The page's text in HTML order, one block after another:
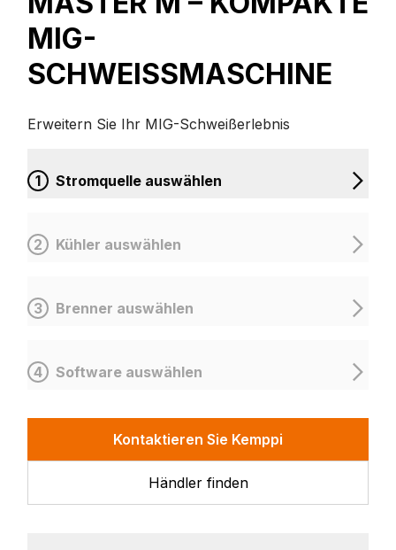
MIG-
SCHWEISSMASCHINE
Erweitern Sie Ihr MIG-Schweißerlebnis
1 Stromquelle auswählen
2 Kühler auswählen
3 Brenner auswählen
4 Software auswählen
Kontaktieren Sie Kemppi
Händler finden